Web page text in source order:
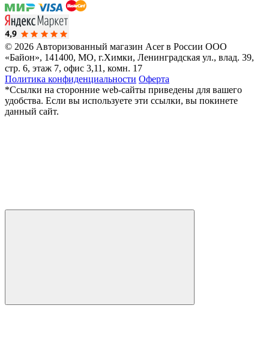
© 2026 Авторизованный магазин Acer в России ООО
«Байон», 141400, МО, г.Химки, Ленинградская ул., влад. 39,
стр. 6, этаж 7, офис 3,11, комн. 17
Политика конфиденциальности Оферта
*Ссылки на сторонние web-сайты приведены для вашего
удобства. Если вы используете эти ссылки, вы покинете
данный сайт.